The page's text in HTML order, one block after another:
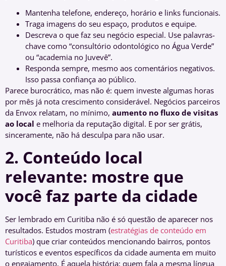
Mantenha telefone, endereço, horário e links funcionais.
Traga imagens do seu espaço, produtos e equipe.
Descreva o que faz seu negócio especial. Use palavras-
chave como “consultório odontológico no Água Verde”
ou “academia no Juvevê”.
Responda sempre, mesmo aos comentários negativos.
Isso passa confiança ao público.
Parece burocrático, mas não é: quem investe algumas horas
por mês já nota crescimento considerável. Negócios parceiros
da Envox relatam, no mínimo, aumento no fluxo de visitas
ao local e melhoria da reputação digital. E por ser grátis,
sinceramente, não há desculpa para não usar.
2. Conteúdo local
relevante: mostre que
você faz parte da cidade
Ser lembrado em Curitiba não é só questão de aparecer nos
resultados. Estudos mostram (estratégias de conteúdo em
Curitiba) que criar conteúdos mencionando bairros, pontos
turísticos e eventos específicos da cidade aumenta em muito
o engajamento. É aquela história: quem fala a mesma língua